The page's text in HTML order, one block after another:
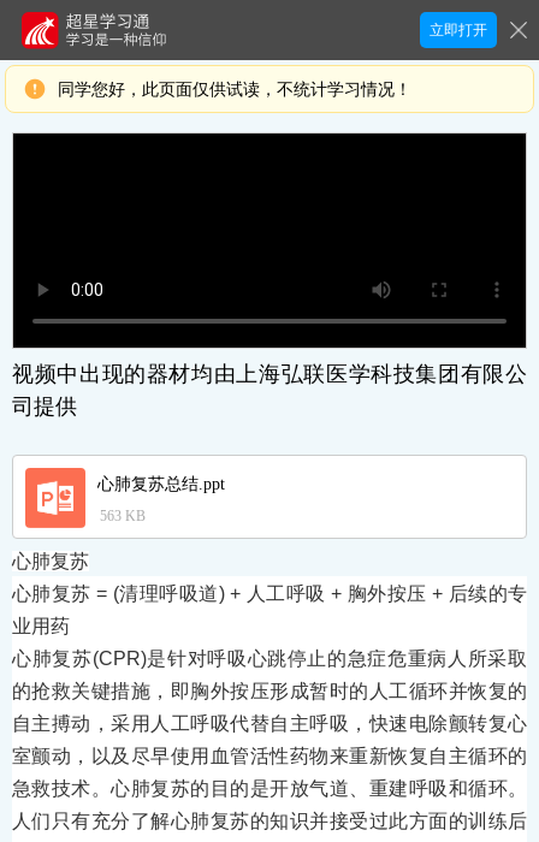
立即打开
同学您好，此页面仅供试读，不统计学习情况！
视频中出现的器材均由上海弘联医学科技集团有限公
司提供
心肺复苏
心肺复苏 = (清理呼吸道) + 人工呼吸 + 胸外按压 + 后续的专
业用药
心肺复苏(CPR)是针对呼吸心跳停止的急症危重病人所采取
的抢救关键措施，即胸外按压形成暂时的人工循环并恢复的
自主搏动，采用人工呼吸代替自主呼吸，快速电除颤转复心
室颤动，以及尽早使用血管活性药物来重新恢复自主循环的
急救技术。心肺复苏的目的是开放气道、重建呼吸和循环。
人们只有充分了解心肺复苏的知识并接受过此方面的训练后